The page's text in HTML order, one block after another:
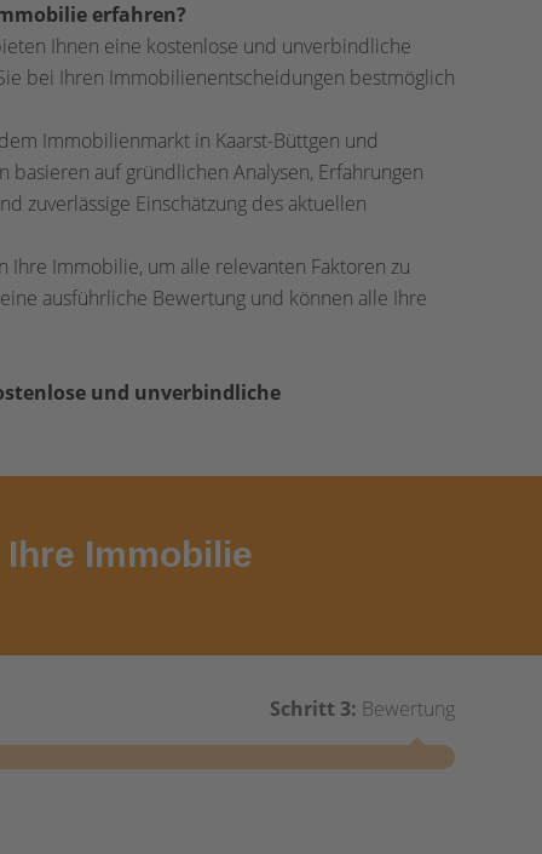
erfahren?
Ihnen eine kostenlose und unverbindliche
bei Ihren Immobilienentscheidungen bestmöglich
Immobilienmarkt in Kaarst-Büttgen und
auf gründlichen Analysen, Erfahrungen
zuverlässige Einschätzung des aktuellen
Immobilie, um alle relevanten Faktoren zu
ausführliche Bewertung und können alle Ihre
und unverbindliche
Immobilie
Schritt 3: Bewertung